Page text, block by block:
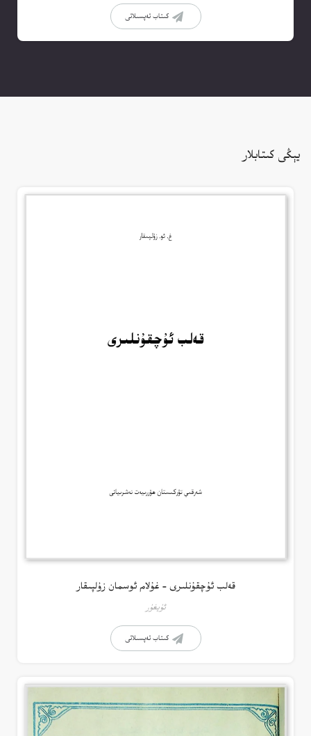
كىتاب تەپسىلاتى
يېڭى كىتابلار
قەلب ئۇچقۇنلىرى – غۇلام ئوسمان زۇلپىقار
ئۇيغۇر
كىتاب تەپسىلاتى